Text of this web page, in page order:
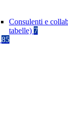
Consulenti e
tabelle) 7
85